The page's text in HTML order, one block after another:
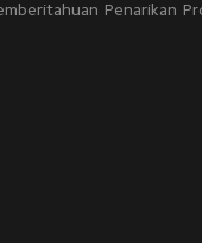
Penarikan